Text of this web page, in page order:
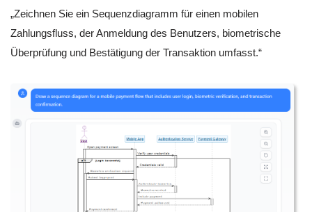
„Zeichnen Sie ein Sequenzdiagramm für einen mobilen
Zahlungsfluss, der Anmeldung des Benutzers, biometrische
Überprüfung und Bestätigung der Transaktion umfasst.“